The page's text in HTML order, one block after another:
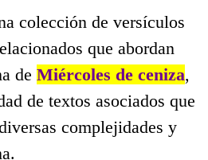
colección de versículos
que abordan
de Miércoles de ceniza,
de textos asociados que
complejidades y